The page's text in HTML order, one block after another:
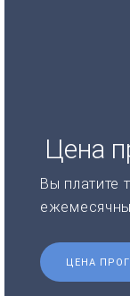
Цена
Вы платите
ЦЕНА